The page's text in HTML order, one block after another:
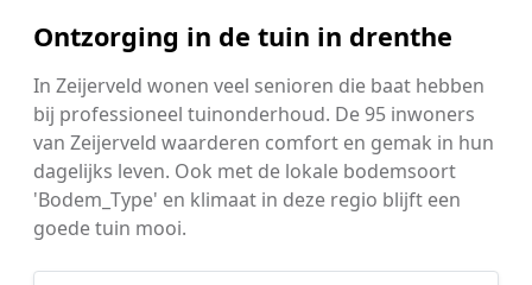
Ontzorging in de tuin in drenthe
In Zeijerveld wonen veel senioren die baat hebben
bij professioneel tuinonderhoud. De 95 inwoners
van Zeijerveld waarderen comfort en gemak in hun
dagelijks leven. Ook met de lokale bodemsoort
'Bodem_Type' en klimaat in deze regio blijft een
goede tuin mooi.